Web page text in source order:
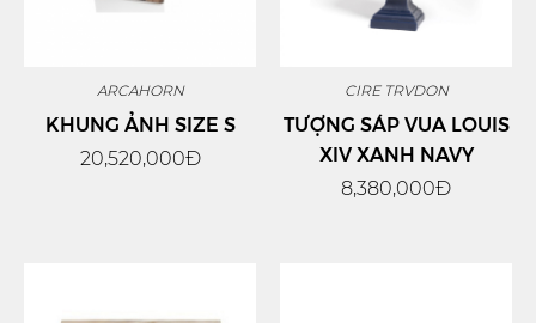
ARCAHORN
KHUNG ẢNH SIZE S
20,520,000Đ
CIRE TRVDON
TƯỢNG SÁP VUA LOUIS
XIV XANH NAVY
8,380,000Đ